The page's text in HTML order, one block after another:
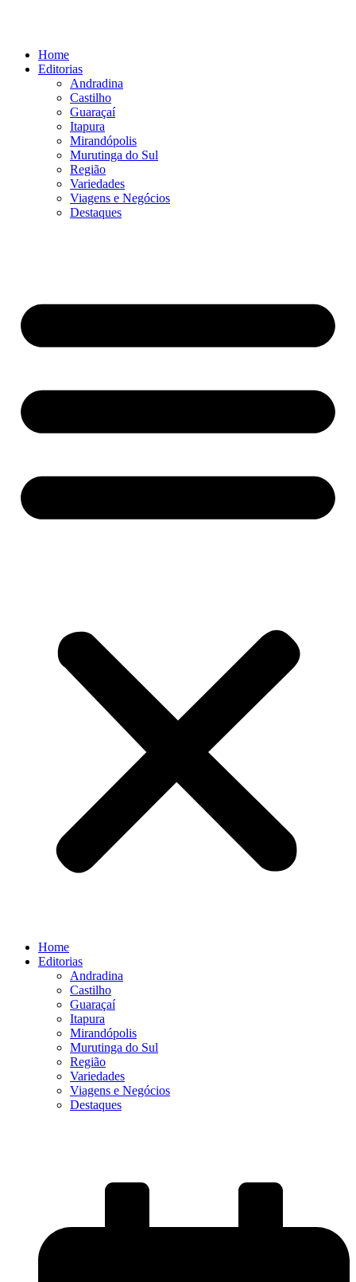
conteúdoHome
Editorias
Andradina
Castilho
Guaraçaí
Itapura
Mirandópolis
Murutinga do Sul
Região
Variedades
Viagens e Negócios
Destaques
Home
Editorias
Andradina
Castilho
Guaraçaí
Itapura
Mirandópolis
Murutinga do Sul
Região
Variedades
Viagens e Negócios
Destaques